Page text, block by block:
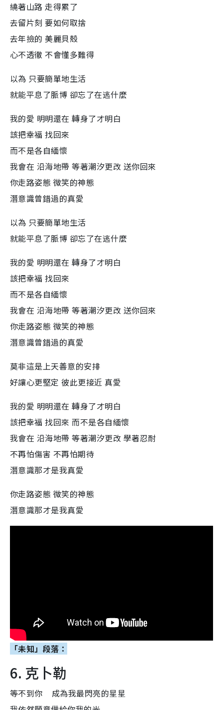
繞著山路 走得累了
去留片刻 要如何取捨
去年撿的 美麗貝殼
心不透徹 不會懂多難得
以為 只要簡單地生活
就能平息了脈博 卻忘了在逃什麼
我的愛 明明還在 轉身了才明白
該把幸福 找回來
而不是各自緬懷
我會在 沿海地帶 等著潮汐更改 送你回來
你走路姿態 微笑的神態
潛意識曾錯過的真愛
以為 只要簡單地生活
就能平息了脈博 卻忘了在逃什麼
我的愛 明明還在 轉身了才明白
該把幸福 找回來
而不是各自緬懷
我會在 沿海地帶 等著潮汐更改 送你回來
你走路姿態 微笑的神態
潛意識曾錯過的真愛
莫非這是上天善意的安排
好讓心更堅定 彼此更接近 真愛
我的愛 明明還在 轉身了才明白
該把幸福 找回來 而不是各自緬懷
我會在 沿海地帶 等著潮汐更改 學著忍耐
不再怕傷害 不再怕期待
潛意識那才是我真愛
你走路姿態 微笑的神態
潛意識那才是我真愛
「未知」段落：
6. 克卜勒
等不到你 成為我最閃亮的星星